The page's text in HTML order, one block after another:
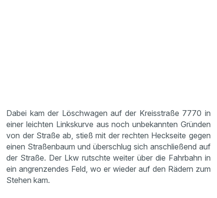
Dabei kam der Löschwagen auf der Kreisstraße 7770 in
einer leichten Linkskurve aus noch unbekannten Gründen
von der Straße ab, stieß mit der rechten Heckseite gegen
einen Straßenbaum und überschlug sich anschließend auf
der Straße. Der Lkw rutschte weiter über die Fahrbahn in
ein angrenzendes Feld, wo er wieder auf den Rädern zum
Stehen kam.